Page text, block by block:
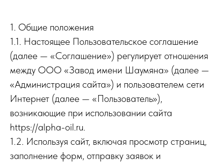
1. Общие положения
1.1. Настоящее Пользовательское соглашение
(далее — «Соглашение») регулирует отношения
между ООО «Завод имени Шаумяна» (далее —
«Администрация сайта») и пользователем сети
Интернет (далее — «Пользователь»),
возникающие при использовании сайта
https://alpha-oil.ru.
1.2. Используя сайт, включая просмотр страниц,
заполнение форм, отправку заявок и